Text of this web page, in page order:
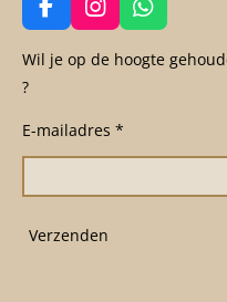
F
a
c
o
o
I
n
s
g
r
m
W
h
a
p
Wil je op de hoogte
?
E-mailadres *
Verzenden